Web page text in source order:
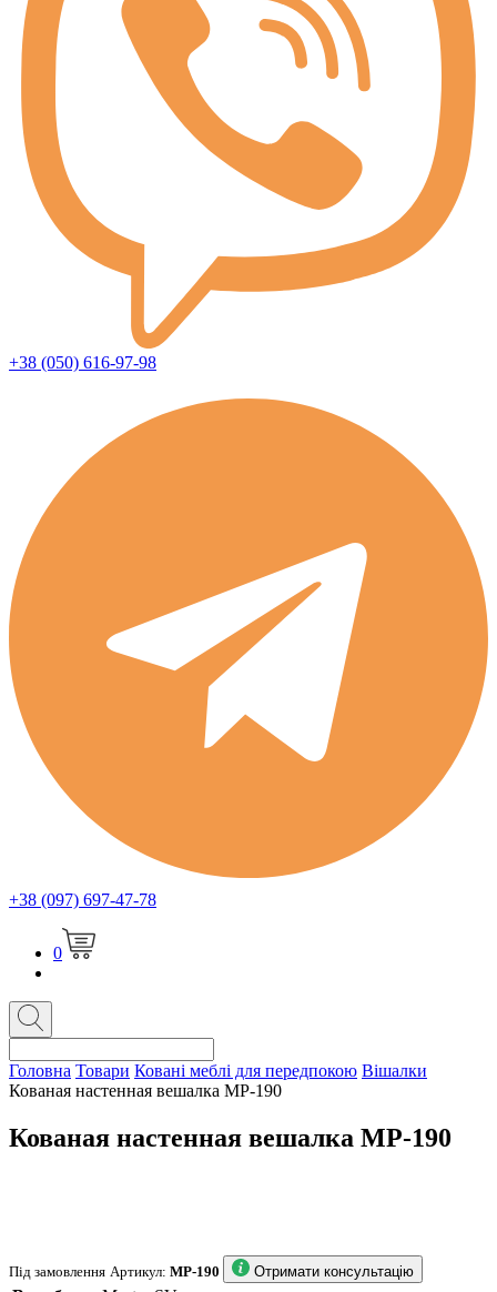
+38 (050) 616-97-98
+38 (097) 697-47-78
0
Головна Товари Ковані меблі для передпокою Вішалки
Кованая настенная вешалка MP-190
Кованая настенная вешалка MP-190
Під замовлення Артикул: MP-190 Отримати консультацію